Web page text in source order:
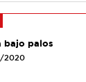
bajo palos
2020